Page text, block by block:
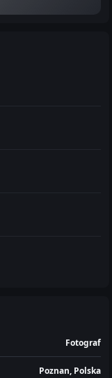
Fotograf
Poznan, Polska